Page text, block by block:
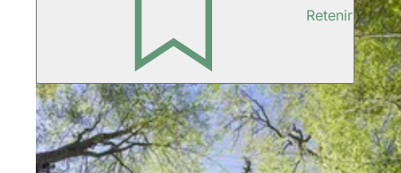
Retenir